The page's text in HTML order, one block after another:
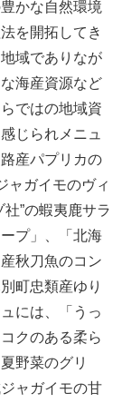
かな自然環境
を開拓してき
域でありなが
海産資源など
ではの地域資
じられメニュ
産パプリカの
ャガイモのヴィ
”の蝦夷鹿サラ
プ」、「北海
秋刀魚のコン
町忠類産ゆり
には、「うっ
クのある柔ら
野菜のグリ
ャガイモの甘